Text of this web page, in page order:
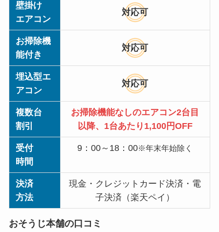
壁掛け
エアコン
対応可
お掃除機
能付き
対応可
埋込型エ
アコン
対応可
複数台
割引
お掃除機能なしのエアコン2台目
以降、1台あたり1,100円OFF
受付
時間
9：00～18：00※年末年始除く
決済
方法
現金・クレジットカード決済・電
子決済（楽天ペイ）
おそうじ本舗の口コミ